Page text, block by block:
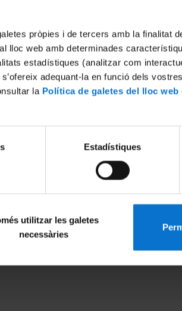
pròpies i de tercers amb la finalitat
lloc web amb determinades
estadístiques (analitzar com
adequant-la en funció dels
la Política de galetes del lloc
Estadístiques
utilitzar les galetes
necessàries
PEU 1
notice